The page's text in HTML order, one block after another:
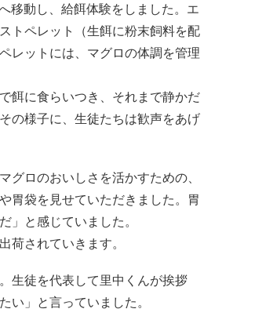
移動し、給餌体験をしました。エ
トペレット（生餌に粉末飼料を配
レットには、マグロの体調を管理
餌に食らいつき、それまで静かだ
の様子に、生徒たちは歓声をあげ
グロのおいしさを活かすための、
胃袋を見せていただきました。胃
」と感じていました。
荷されていきます。
生徒を代表して里中くんが挨拶
い」と言っていました。